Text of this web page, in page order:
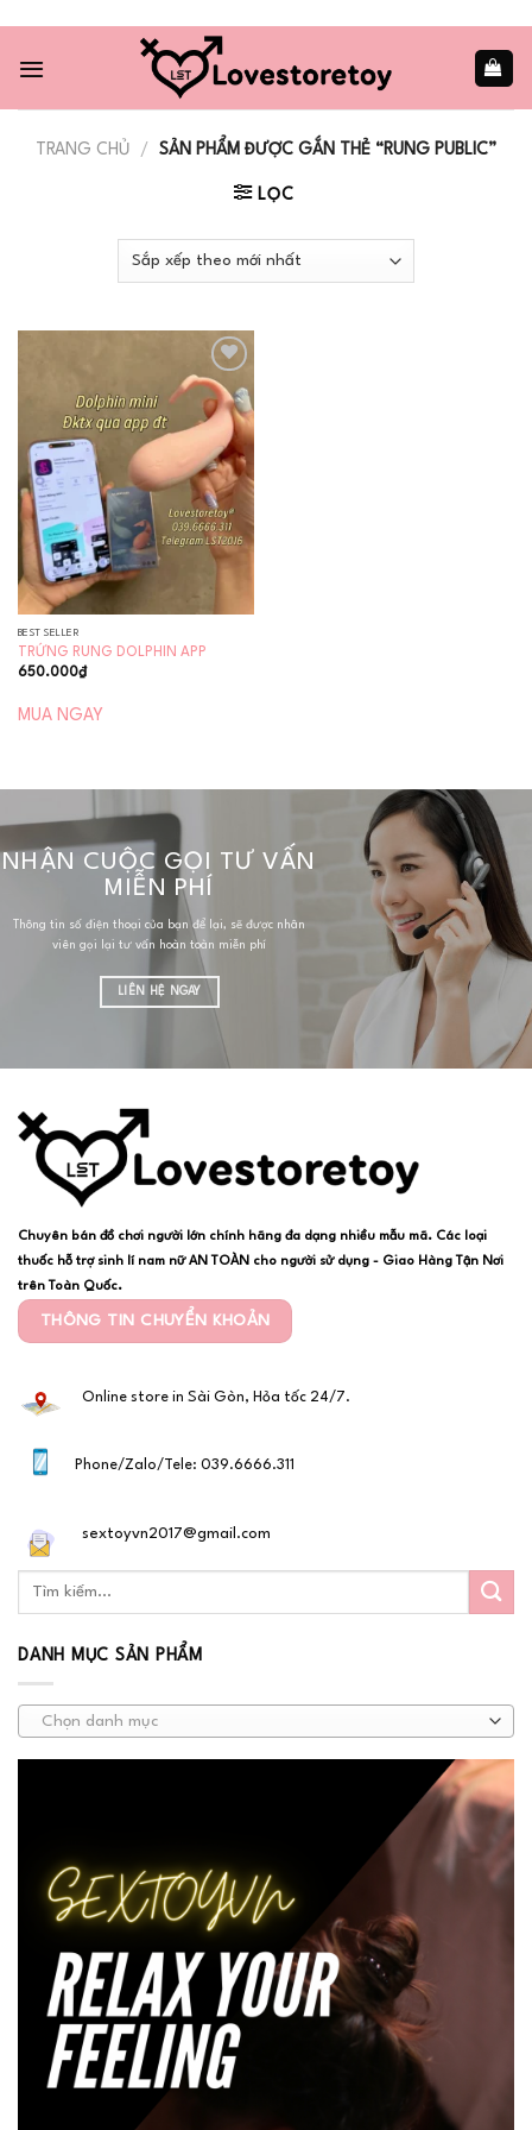
content
TRANG CHỦ / SẢN PHẨM ĐƯỢC GẮN THẺ “RUNG PUBLIC”
LỌC
Add to
wishlist
BEST SELLER
TRỨNG RUNG DOLPHIN APP
650.000₫
MUA NGAY
NHẬN CUỘC GỌI TƯ VẤN
MIỄN PHÍ
Thông tin số điện thoại của bạn để lại, sẽ được nhân
viên gọi lại tư vấn hoàn toàn miễn phí
LIÊN HỆ NGAY
Chuyên bán đồ chơi người lớn chính hãng đa dạng nhiều mẫu mã. Các loại
thuốc hỗ trợ sinh lí nam nữ AN TOÀN cho người sử dụng - Giao Hàng Tận Nơi
trên Toàn Quốc.
THÔNG TIN CHUYỂN KHOẢN
Online store in Sài Gòn, Hỏa tốc 24/7.
Phone/Zalo/Tele: 039.6666.311
sextoyvn2017@gmail.com
DANH MỤC SẢN PHẨM
Chọn danh mục